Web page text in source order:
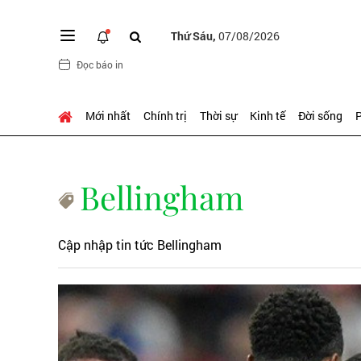
Thứ Sáu, 07/08/2026
Đọc báo in
Mới nhất Chính trị Thời sự Kinh tế Đời sống
Bellingham
Cập nhập tin tức Bellingham